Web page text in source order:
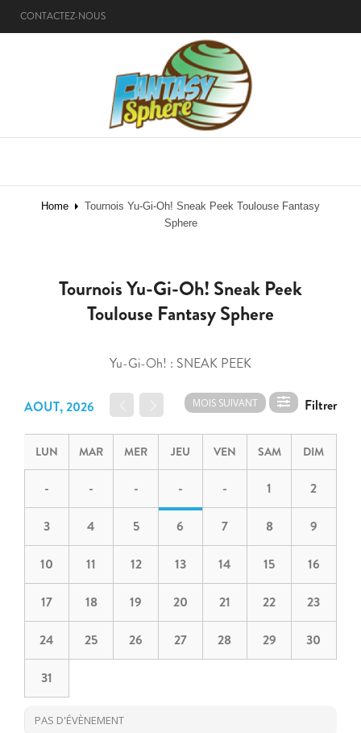
CONTACTEZ-NOUS
Home
Tournois Yu-Gi-Oh! Sneak Peek Toulouse Fantasy
Sphere
Tournois Yu-Gi-Oh! Sneak Peek
Toulouse Fantasy Sphere
Yu-Gi-Oh! : SNEAK PEEK
MOIS SUIVANT
AOUT, 2026
LUN MAR MER JEU VEN SAM DIM
- - - - - 1 2
3 4 5 6 7 8 9
10 11 12 13 14 15 16
17 18 19 20 21 22 23
24 25 26 27 28 29 30
31
PAS D'ÉVÈNEMENT